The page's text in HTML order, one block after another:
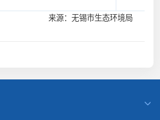
来源：无锡市生态环境局